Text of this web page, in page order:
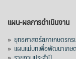
แผน-ผลการดำเนินงาน
» ยุทธศาสตร์สภาเกษตรก
» แผนแม่บทเพื่อพัฒนาเกษ